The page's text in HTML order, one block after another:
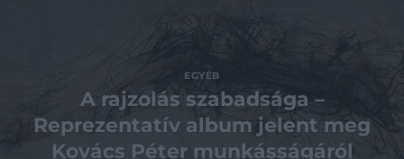
EGYÉB
A rajzolás szabadsága –
Reprezentatív album jelent meg
Kovács Péter munkásságáról